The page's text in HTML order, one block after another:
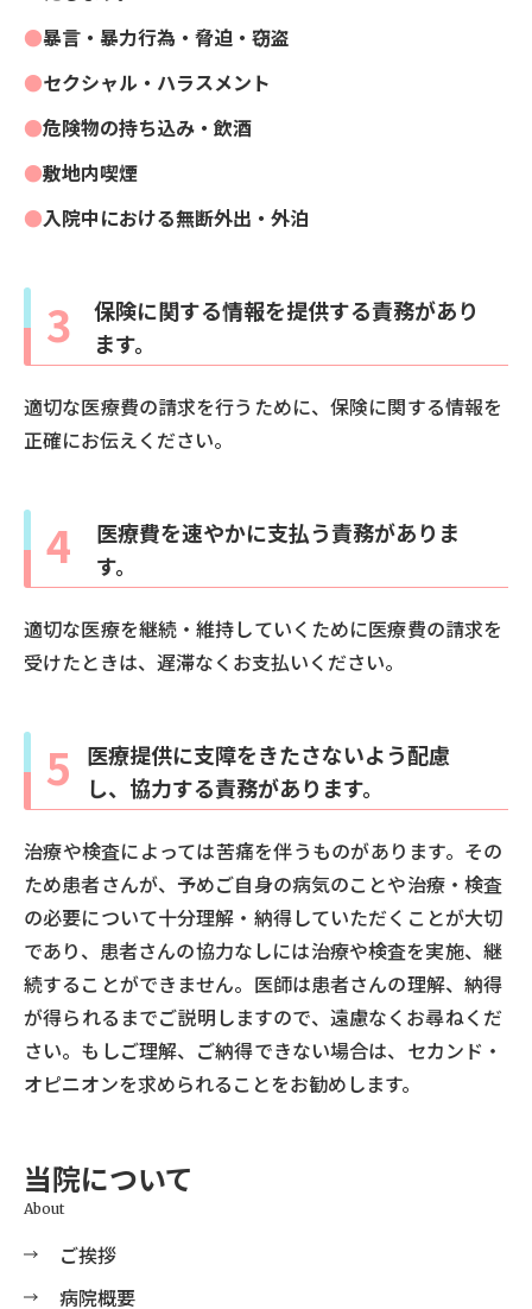
暴言・暴力行為・脅迫・窃盗
セクシャル・ハラスメント
危険物の持ち込み・飲酒
敷地内喫煙
入院中における無断外出・外泊
3
保険に関する情報を提供する責務があり
ます。
適切な医療費の請求を行うために、保険に関する情報を
正確にお伝えください。
4
医療費を速やかに支払う責務がありま
す。
適切な医療を継続・維持していくために医療費の請求を
受けたときは、遅滞なくお支払いください。
5
医療提供に支障をきたさないよう配慮
し、協力する責務があります。
治療や検査によっては苦痛を伴うものがあります。その
ため患者さんが、予めご自身の病気のことや治療・検査
の必要について十分理解・納得していただくことが大切
であり、患者さんの協力なしには治療や検査を実施、継
続することができません。医師は患者さんの理解、納得
が得られるまでご説明しますので、遠慮なくお尋ねくだ
さい。もしご理解、ご納得できない場合は、セカンド・
オピニオンを求められることをお勧めします。
当院について
About
ご挨拶
病院概要